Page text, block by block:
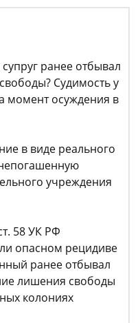
ранее отбывал
Судимость у
момент осуждения в
в виде реального
учреждения
58 УК РФ
опасном рецидиве
ранее отбывал
лишения свободы
колониях